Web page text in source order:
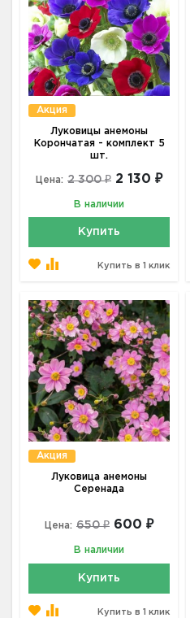
Акция
Луковицы анемоны
Корончатая - комплект 5
шт.
Цена: 2 300 ₽ 2 130 ₽
В наличии
Купить
Купить в 1 клик
Акция
Луковица анемоны
Серенада
Цена: 650 ₽ 600 ₽
В наличии
Купить
Купить в 1 клик